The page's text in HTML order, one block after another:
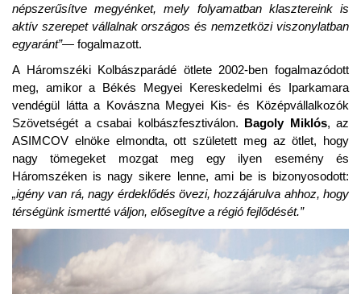
népszerűsítve megyénket, mely folyamatban klasztereink is
aktív szerepet vállalnak országos és nemzetközi viszonylatban
egyaránt”— fogalmazott.
A Háromszéki Kolbászparádé ötlete 2002-ben fogalmazódott
meg, amikor a Békés Megyei Kereskedelmi és Iparkamara
vendégül látta a Kovászna Megyei Kis- és Középvállalkozók
Szövetségét a csabai kolbászfesztiválon. Bagoly Miklós, az
ASIMCOV elnöke elmondta, ott született meg az ötlet, hogy
nagy tömegeket mozgat meg egy ilyen esemény és
Háromszéken is nagy sikere lenne, ami be is bizonyosodott:
„igény van rá, nagy érdeklődés övezi, hozzájárulva ahhoz, hogy
térségünk ismertté váljon, elősegítve a régió fejlődését.”